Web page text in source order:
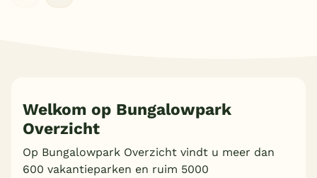
Welkom op Bungalowpark
Overzicht
Op Bungalowpark Overzicht vindt u meer dan
600 vakantieparken en ruim 5000